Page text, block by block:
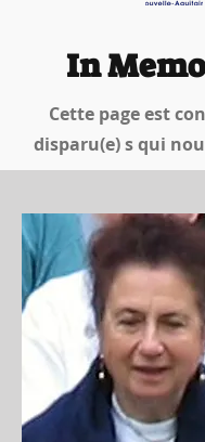
In
Cette page est
disparu(e) s qui